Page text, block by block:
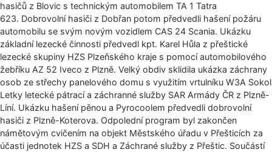
hasičů z Blovic s technickým automobilem TA 1 Tatra
623. Dobrovolní hasiči z Dobřan potom předvedli hašení požáru
automobilu se svým novým vozidlem CAS 24 Scania. Ukázku
základní lezecké činnosti předvedl kpt. Karel Hůla z přeštické
lezecké skupiny HZS Plzeňského kraje s pomocí automobilového
žebříku AZ 52 Iveco z Plzně. Velký obdiv sklidila ukázka záchrany
osob ze střechy panelového domu s využitím vrtulníku W3A Sokol
Letky letecké pátrací a záchranné služby SAR Armády ČR z Plzně-
Líní. Ukázku hašení pěnou a Pyrocoolem předvedli dobrovolní
hasiči z Plzně-Koterova. Odpolední program byl zakončen
námětovým cvičením na objekt Městského úřadu v Přešticích za
účasti jednotek HZS a SDH a Záchrané služby z Přeštic. Součástí